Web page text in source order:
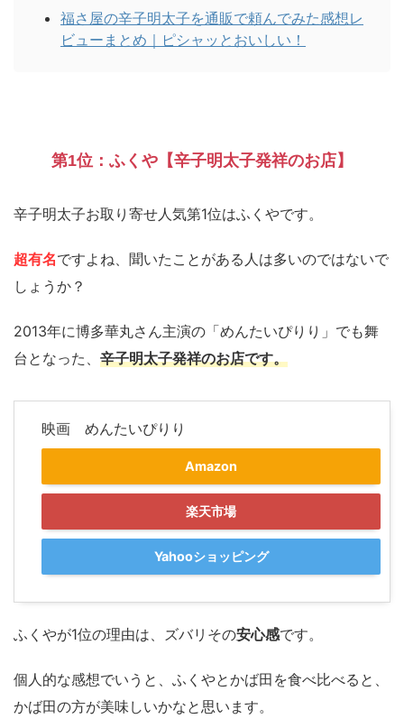
福さ屋の辛子明太子を通販で頼んでみた感想レ
ビューまとめ｜ピシャッとおいしい！
第1位：ふくや【辛子明太子発祥のお店】
辛子明太子お取り寄せ人気第1位はふくやです。
超有名ですよね、聞いたことがある人は多いのではないで
しょうか？
2013年に博多華丸さん主演の「めんたいぴりり」でも舞
台となった、 辛子明太子発祥のお店です。
映画 めんたいぴりり
Amazon
楽天市場
Yahooショッピング
ふくやが1位の理由は、ズバリその安心感です。
個人的な感想でいうと、ふくやとかば田を食べ比べると、
かば田の方が美味しいかなと思います。